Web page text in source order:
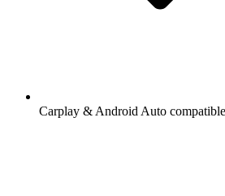
Carplay & Android Auto compatible